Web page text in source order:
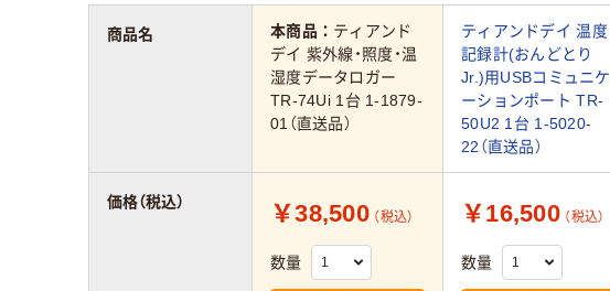
本商品： ティアンド
デイ 紫外線・照度・温
湿度データロガー
TR-74Ui 1台 1-1879-
01（直送品）
ティアンドデイ 温度
記録計(おんどとり
Jr.)用USBコミュニケ
ーションポート TR-
50U2 1台 1-5020-
22（直送品）
￥38,500 （税込）
数量
￥16,500 （税込）
数量
商品名
価格（税込）